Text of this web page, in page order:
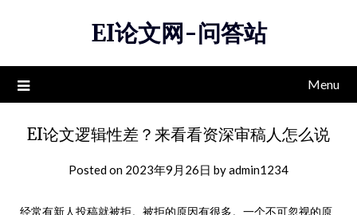
EI论文网-问答站
Menu
EI论文逻辑性差？来看看资深审稿人怎么说
Posted on 2023年9月26日 byadmin1234
经常有新人投稿就被拒。被拒的原因有很多。一个不可忽视的原